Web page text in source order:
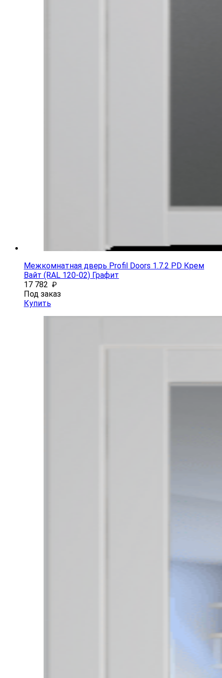
Межкомнатная дверь Profil Doors 1.7.2 PD Крем
Вайт (RAL 120-02) Графит
17 782 ₽
Под заказ
Купить